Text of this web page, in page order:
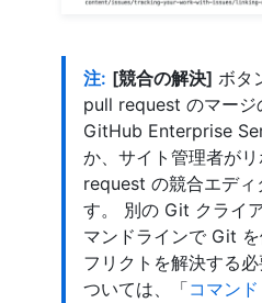
注: [競合の解決] ボタ
pull request のマージ
GitHub Enterprise
か、サイト管理者が
request の競合エディ
す。 別の Git クライ
マンドラインで Git
フリクトを解決する
ついては、「コマン